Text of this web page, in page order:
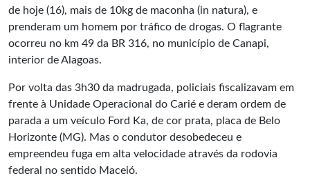
de hoje (16), mais de 10kg de maconha (in natura), e
prenderam um homem por tráfico de drogas. O flagrante
ocorreu no km 49 da BR 316, no município de Canapi,
interior de Alagoas.
Por volta das 3h30 da madrugada, policiais fiscalizavam em
frente à Unidade Operacional do Carié e deram ordem de
parada a um veículo Ford Ka, de cor prata, placa de Belo
Horizonte (MG). Mas o condutor desobedeceu e
empreendeu fuga em alta velocidade através da rodovia
federal no sentido Maceió.